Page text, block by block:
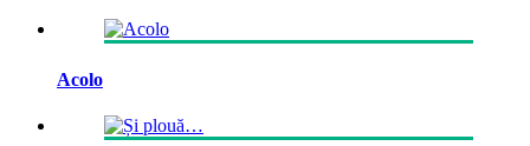
Acolo